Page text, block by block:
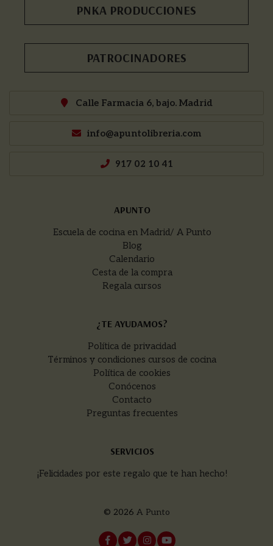
PNKA PRODUCCIONES
PATROCINADORES
Calle Farmacia 6, bajo. Madrid
info@apuntolibreria.com
917 02 10 41
APUNTO
Escuela de cocina en Madrid/ A Punto
Blog
Calendario
Cesta de la compra
Regala cursos
¿TE AYUDAMOS?
Política de privacidad
Términos y condiciones cursos de cocina
Política de cookies
Conócenos
Contacto
Preguntas frecuentes
SERVICIOS
¡Felicidades por este regalo que te han hecho!
© 2026 A Punto